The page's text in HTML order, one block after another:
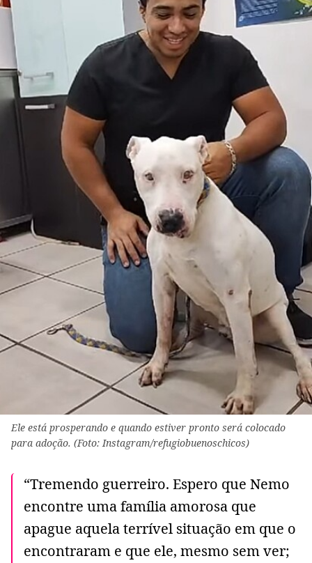
Ele está prosperando e quando estiver pronto será colocado
para adoção. (Foto: Instagram/refugiobuenoschicos)
“Tremendo guerreiro. Espero que Nemo
encontre uma família amorosa que
apague aquela terrível situação em que o
encontraram e que ele, mesmo sem ver;